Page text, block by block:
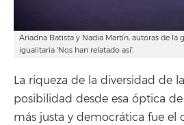
Ariadna Batista y Nadia Martín, autoras de la
igualitaria ‘Nos han relatado así’.
La riqueza de la diversidad de
posibilidad desde esa óptica
más justa y democrática fue el